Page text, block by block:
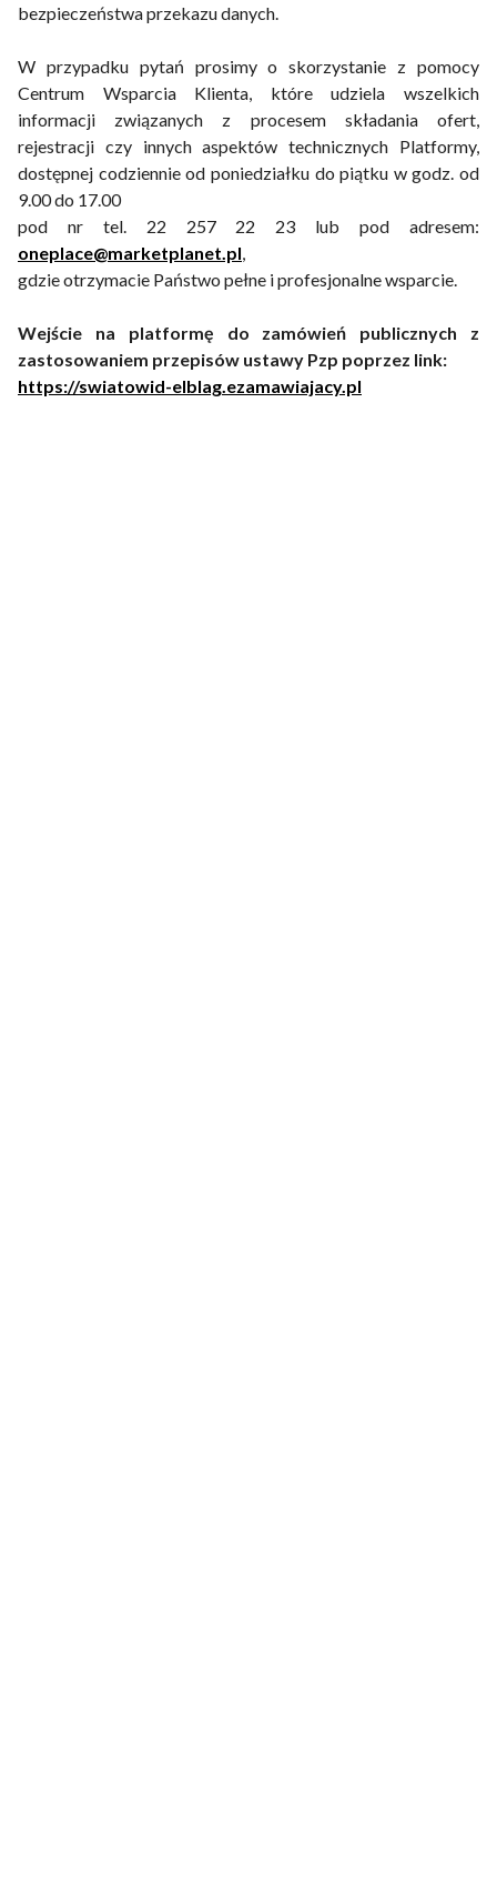
bezpieczeństwa przekazu danych.
W przypadku pytań prosimy o skorzystanie z pomocy
Centrum Wsparcia Klienta, które udziela wszelkich
informacji związanych z procesem składania ofert,
rejestracji czy innych aspektów technicznych Platformy,
dostępnej codziennie od poniedziałku do piątku w godz. od
9.00 do 17.00
pod nr tel. 22 257 22 23 lub pod adresem:
oneplace@marketplanet.pl,
gdzie otrzymacie Państwo pełne i profesjonalne wsparcie.
Wejście na platformę do zamówień publicznych z
zastosowaniem przepisów ustawy Pzp poprzez link:
https://swiatowid-elblag.ezamawiajacy.pl